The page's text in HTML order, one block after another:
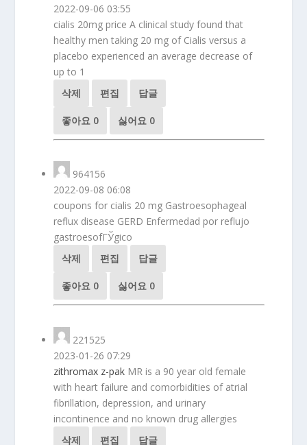
2022-09-06 03:55
cialis 20mg price A clinical study found that
healthy men taking 20 mg of Cialis versus a
placebo experienced an average decrease of
up to 1
삭제
편집 답글
좋아요 0 싫어요 0
964156
2022-09-08 06:08
coupons for cialis 20 mg Gastroesophageal
reflux disease GERD Enfermedad por reflujo
gastroesofГЎgico
삭제
편집 답글
좋아요 0 싫어요 0
221525
2023-01-26 07:29
zithromax z-pak MR is a 90 year old female
with heart failure and comorbidities of atrial
fibrillation, depression, and urinary
incontinence and no known drug allergies
삭제
편집 답글